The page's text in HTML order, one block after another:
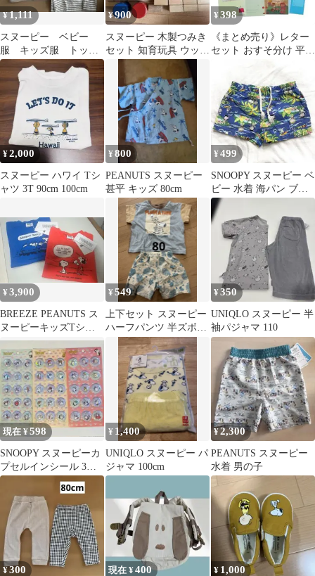
¥1,111
スヌーピー ベビー
服 キッズ服 トップ
ス 80 95 120 3点
¥900
スヌーピー 木製つみき
セット 知育玩具 ウッド
ブロック 積み木 木
製 昭和
¥398
《まとめ売り》レター
セット おすそ分け 平成
¥2,000
スヌーピー ハワイ Tシ
ャツ 3T 90cm 100cm
¥800
PEANUTS スヌーピー
甚平 キッズ 80cm
¥499
SNOOPY スヌーピー ベ
ビー 水着 海パン ブル
ー
¥3,900
BREEZE PEANUTS ス
ヌーピーキッズTシャ
ツ OR80・BL90新品
¥549
上下セット スヌーピー
ハーフパンツ 半ズボ
ン セットアップ
SNOOPY
¥350
UNIQLO スヌーピー 半
袖パジャマ 110
現在 ¥598
SNOOPY スヌーピーカ
プセルインシール 3点
セット PEANUTS
¥ 1,400
UNIQLO スヌーピー パ
ジャマ 100cm
¥2,300
PEANUTS スヌーピー
水着 男の子
¥300 現在 ¥400 ¥ 1,000